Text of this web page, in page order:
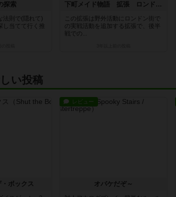
探索
法則で(隠れて)
当てて行く推
下町メイド物語 拡張 ロンドン同時奪還作戦
この拡張は野外活動にロンドン街で
の実戦活動を追加する拡張で、後半
戦での...
い投稿
ボックス
レビュー
オバケだぞ～